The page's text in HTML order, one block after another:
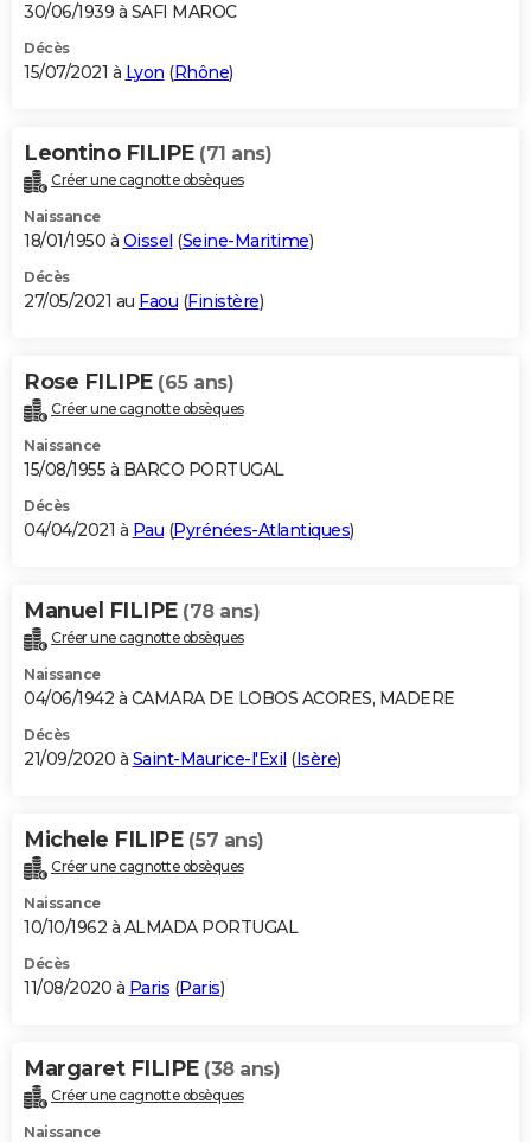
30/06/1939 à SAFI MAROC
Décès
15/07/2021 à Lyon (Rhône)
Leontino FILIPE (71 ans)
Créer une cagnotte obsèques
Naissance
18/01/1950 à Oissel (Seine-Maritime)
Décès
27/05/2021 au Faou (Finistère)
Rose FILIPE (65 ans)
Créer une cagnotte obsèques
Naissance
15/08/1955 à BARCO PORTUGAL
Décès
04/04/2021 à Pau (Pyrénées-Atlantiques)
Manuel FILIPE (78 ans)
Créer une cagnotte obsèques
Naissance
04/06/1942 à CAMARA DE LOBOS ACORES, MADERE
Décès
21/09/2020 à Saint-Maurice-l'Exil (Isère)
Michele FILIPE (57 ans)
Créer une cagnotte obsèques
Naissance
10/10/1962 à ALMADA PORTUGAL
Décès
11/08/2020 à Paris (Paris)
Margaret FILIPE (38 ans)
Créer une cagnotte obsèques
Naissance